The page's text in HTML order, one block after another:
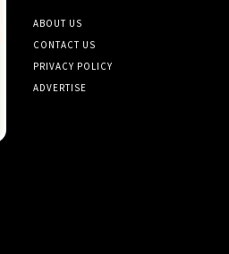
ABOUT US
CONTACT US
PRIVACY POLICY
ADVERTISE